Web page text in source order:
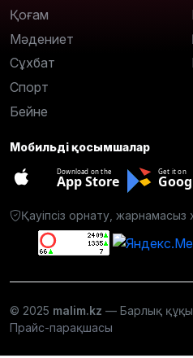
Қоғам
Мәдениет
Сұхбат
Спорт
Бейне
Мобильді қосымшалар
Download on the
App Store
Get it on
Қауіпсіз орнату, жарнамасыз
© 2025 malim.kz — Барлық
Прайс-парақшасы